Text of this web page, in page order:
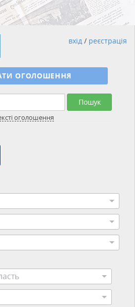
Пошук
оголошення
ОГОЛОШЕННЯ
вхід / реєстрація